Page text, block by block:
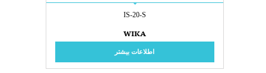
IS-20-S
WIKA
اطلاعات بیشتر